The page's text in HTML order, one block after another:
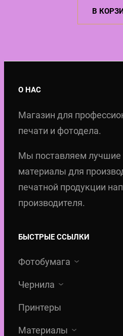
В
О НАС
Магазин для
печати и фотодела.
Мы поставляем лучшие
материалы для
печатной продукции
производителя.
БЫСТРЫЕ ССЫЛКИ
Фотобумага
Чернила
Принтеры
Материалы